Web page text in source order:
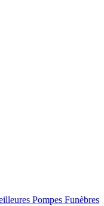
Pompes Funèbres